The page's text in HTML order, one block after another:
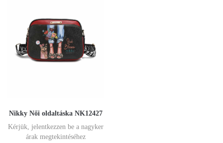
Nikky Női oldaltáska NK12427
Kérjük, jelentkezzen be a nagyker
árak megtekintéséhez